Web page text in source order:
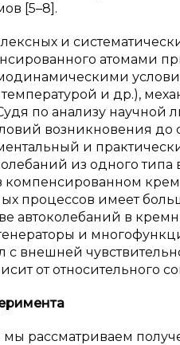
[5–8].
и
атомами
и др.),
по анализу
возникновения
и
из одного
компенсированном
процессов имеет
автоколебаний в
и
с внешней
от относительного
мы рассматриваем